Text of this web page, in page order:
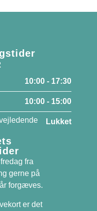
10:00 - 17:30
10:00 - 15:00
Lukket
fra
gerne på
forgæves.
er det